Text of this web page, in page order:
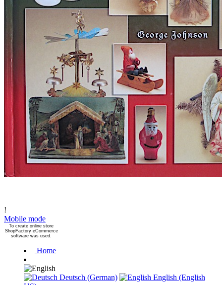
!
Mobile mode
To create online store
ShopFactory eCommerce
software was used.
Home
Deutsch (German)
English (English